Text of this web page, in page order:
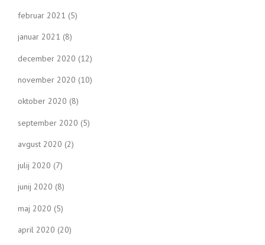
februar 2021 (5)
januar 2021 (8)
december 2020 (12)
november 2020 (10)
oktober 2020 (8)
september 2020 (5)
avgust 2020 (2)
julij 2020 (7)
junij 2020 (8)
maj 2020 (5)
april 2020 (20)